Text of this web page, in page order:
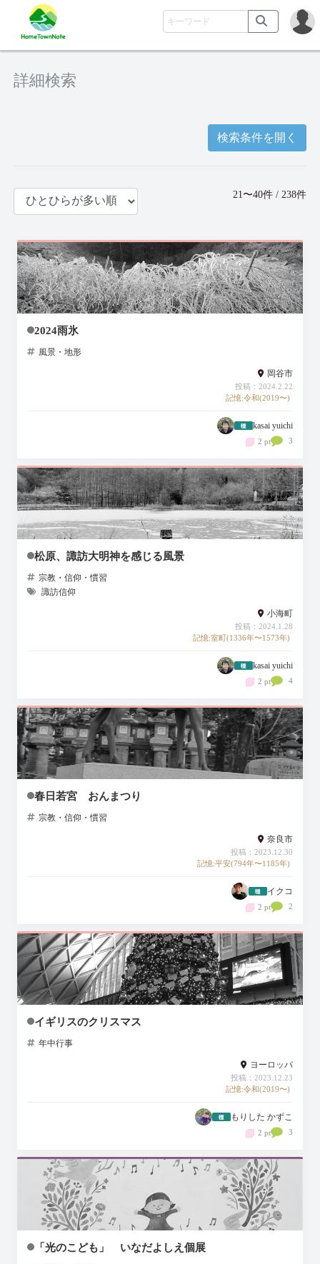
詳細検索
検索条件を開く
21〜40件 / 238件
2024雨氷
風景・地形
岡谷市
投稿：2024.2.22
記憶:令和(2019〜)
kasai yuichi
2 pt 3
松原、諏訪大明神を感じる風景
宗教・信仰・慣習
諏訪信仰
小海町
投稿：2024.1.28
記憶:室町(1336年〜1573年)
kasai yuichi
2 pt 4
春日若宮 おんまつり
宗教・信仰・慣習
奈良市
投稿：2023.12.30
記憶:平安(794年〜1185年)
イクコ
2 pt 2
イギリスのクリスマス
年中行事
ヨーロッパ
投稿：2023.12.23
記憶:令和(2019〜)
もりした かずこ
2 pt 3
「光のこども」 いなだよしえ個展